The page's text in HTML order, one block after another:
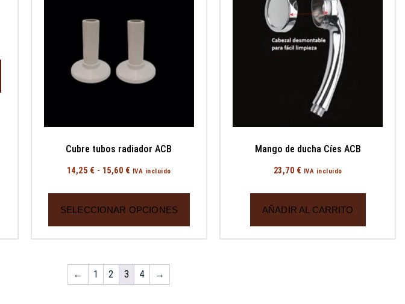
Cubre tubos radiador ACB
14,25 € - 15,60 € IVA incluido
SELECCIONAR OPCIONES
Mango de ducha Cíes ACB
23,70 € IVA incluido
AÑADIR AL CARRITO
← 1 2 3 4 →